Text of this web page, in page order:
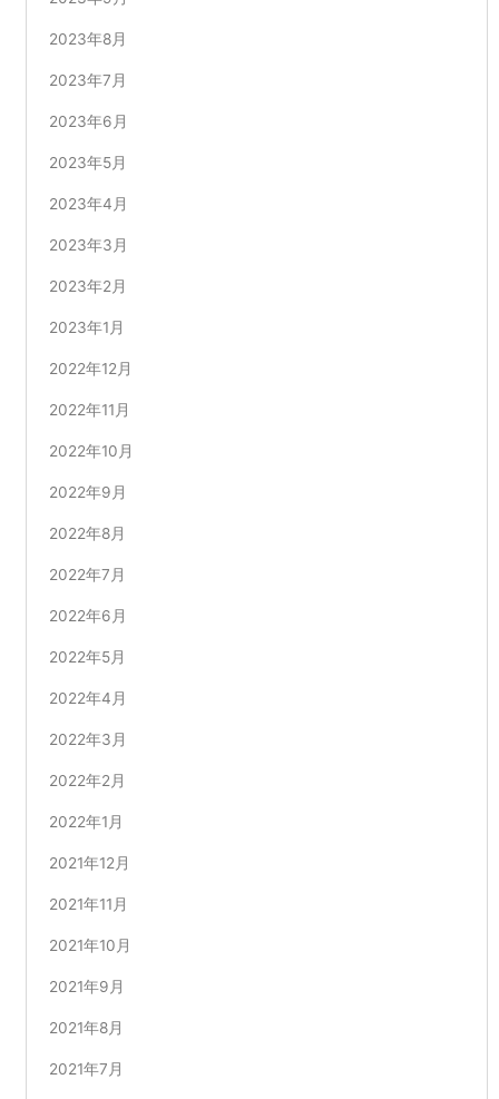
2023年8月
2023年7月
2023年6月
2023年5月
2023年4月
2023年3月
2023年2月
2023年1月
2022年12月
2022年11月
2022年10月
2022年9月
2022年8月
2022年7月
2022年6月
2022年5月
2022年4月
2022年3月
2022年2月
2022年1月
2021年12月
2021年11月
2021年10月
2021年9月
2021年8月
2021年7月